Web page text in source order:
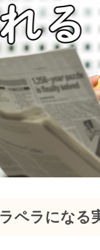
ペラになる